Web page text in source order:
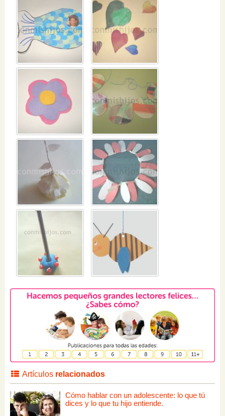
Artículos relacionados
Cómo hablar con un adolescente: lo que tú
dices y lo que tu hijo entiende.